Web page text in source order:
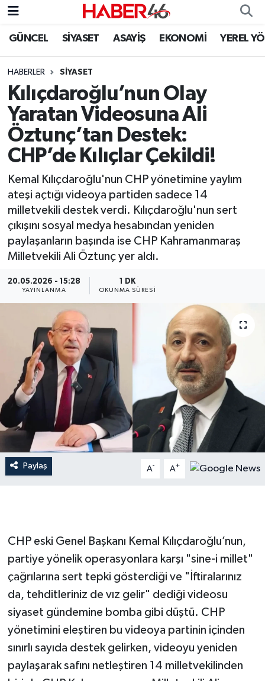
GÜNCEL SİYASET ASAYİŞ EKONOMİ YEREL
HABERLER SİYASET
Kılıçdaroğlu’nun Olay
Yaratan Videosuna Ali
Öztunç’tan Destek:
CHP’de Kılıçlar Çekildi!
Kemal Kılıçdaroğlu'nun CHP yönetimine yaylım
ateşi açtığı videoya partiden sadece 14
milletvekili destek verdi. Kılıçdaroğlu'nun sert
çıkışını sosyal medya hesabından yeniden
paylaşanların başında ise CHP Kahramanmaraş
Milletvekili Ali Öztunç yer aldı.
20.05.2026 - 15:28
YAYINLANMA
1 DK
OKUNMA SÜRESI
Paylaş A- A+
CHP eski Genel Başkanı Kemal Kılıçdaroğlu’nun,
partiye yönelik operasyonlara karşı "sine-i millet"
çağrılarına sert tepki gösterdiği ve "İftiralarınız
da, tehditleriniz de vız gelir" dediği videosu
siyaset gündemine bomba gibi düştü. CHP
yönetimini eleştiren bu videoya partinin içinden
sınırlı sayıda destek gelirken, videoyu yeniden
paylaşarak safını netleştiren 14 milletvekilinden
GÜNCEL
SİYASET
EKONOMİ
SPOR
YAŞAM
TEKNOLOJİ
SAĞLIK
EĞİTİM
İLÇE HABERLERİ
KÜLTÜR-SANAT
KSÜ
DÜNYA
ROPORTAJ
MAGAZİN
KADIN-AİLE
SEÇİM 2011
ÜÇÜNCÜ SAYFA
BİLİMNET
Yemek
SİVİL TOPLUM
Nöbetçi Eczaneler
Hava Durumu
Kahramanmaraş Namaz Vakitleri
Trafik Durumu
Süper Lig Puan Durumu ve Fikstür
Tüm Manşetler
Son Dakika Haberleri
Haber Arşivi